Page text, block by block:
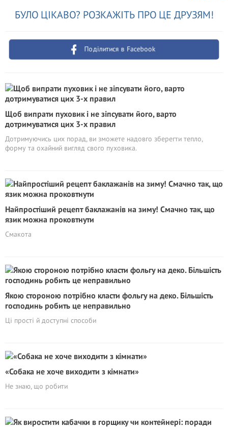
БУЛО ЦІКАВО? РОЗКАЖІТЬ ПРО ЦЕ ДРУЗЯМ!
Поділитися в Facebook
Щоб випрати пуховик і не зіпсувати його, варто
дотримуватися цих 3-х правил
Дотримуючись цих порад, ви зможете надовго зберегти тепло,
форму та охайний вигляд свого пуховика.
Найпростіший рецепт баклажанів на зиму! Смачно так, що
язик можна проковтнути
Смакота
Якою стороною потрібно класти фольгу на деко. Більшість
господинь робить це неправильно
Ці прості й доступні способи
«Собака не хоче виходити з кімнати»
Не знаю, що робити